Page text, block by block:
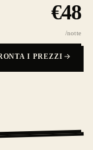
€48
/notte
I PREZZI